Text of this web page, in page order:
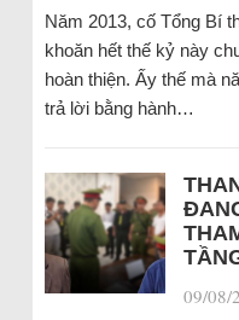
Năm 2013, cố Tổng Bí
khoăn hết thế kỷ này
hoàn thiện. Ấy thế mà
trả lời bằng hành…
09/08/